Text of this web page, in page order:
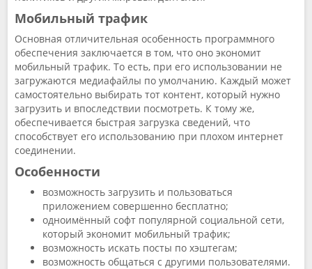
Мобильный трафик
Основная отличительная особенность программного
обеспечения заключается в том, что оно экономит
мобильный трафик. То есть, при его использовании не
загружаются медиафайлы по умолчанию. Каждый может
самостоятельно выбирать тот контент, который нужно
загрузить и впоследствии посмотреть. К тому же,
обеспечивается быстрая загрузка сведений, что
способствует его использованию при плохом интернет
соединении.
Особенности
возможность загрузить и пользоваться
приложением совершенно бесплатно;
одноимённый софт популярной социальной сети,
который экономит мобильный трафик;
возможность искать посты по хэштегам;
возможность общаться с другими пользователями.